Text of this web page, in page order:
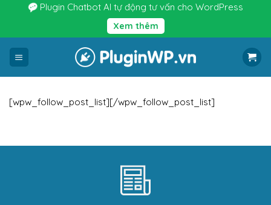
nội
dung
Plugin Chatbot AI tự động tư vấn cho WordPress
Xem thêm
[wpw_follow_post_list][/wpw_follow_post_list]